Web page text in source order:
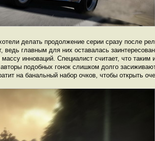
делать продолжение серии сразу после
ведь главным для них оставалась
инноваций. Специалист считает, что таким
подобных гонок слишком долго
на банальный набор очков, чтобы открыть